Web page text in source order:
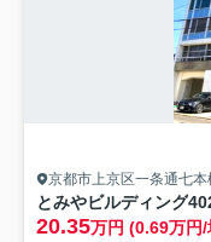
京都市上京区一条通七本
とみやビルディング
20.35万円 (0.69万円/